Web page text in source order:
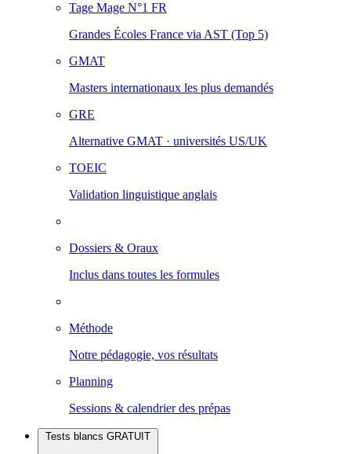
Tage Mage N°1 FR
Grandes Écoles France via AST (Top 5)
GMAT
Masters internationaux les plus demandés
GRE
Alternative GMAT · universités US/UK
TOEIC
Validation linguistique anglais
Dossiers & Oraux
Inclus dans toutes les formules
Méthode
Notre pédagogie, vos résultats
Planning
Sessions & calendrier des prépas
Tests blancs GRATUIT